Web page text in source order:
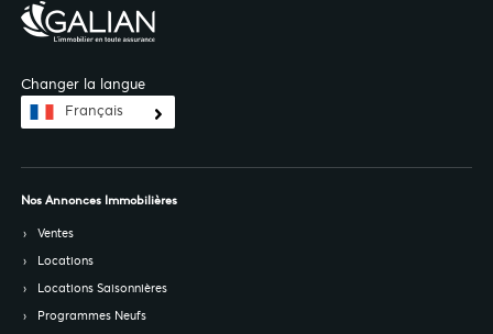
Changer la langue
Français
Nos Annonces Immobilières
Ventes
Locations
Locations Saisonnières
Programmes Neufs